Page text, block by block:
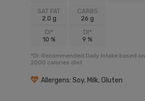
SAT FAT
2.0 g
DI*
10 %
CARBS
26 g
DI*
9 %
*DI: Recommended Daily Intake based on
2000 calories diet
Allergens: Soy, Milk, Gluten